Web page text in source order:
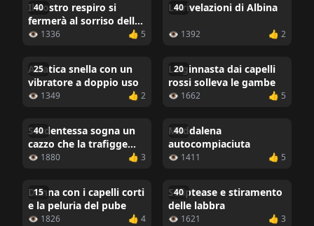
40
Il vostro respiro si
fermerà al sorriso della
ragazza
👁 1336 👍 5
40
Le rivelazioni di Albina
👁 1392 👍 2
25
Asiatica snella con un
vibratore a doppio uso
👁 1349 👍 2
20
La ginnasta dai capelli
rossi solleva le gambe
👁 1662 👍 5
40
Studentessa sogna un
cazzo che la trafigge
all'inguine
👁 1880 👍 3
40
Maddalena
autocompiaciuta
👁 1411 👍 5
15
Donna con i capelli corti
e la peluria del pube
👁 1826 👍 4
40
Striptease e stiramento
delle labbra
👁 1621 👍 3